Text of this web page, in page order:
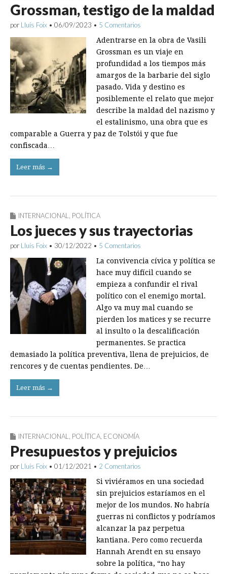
Grossman, testigo de la maldad
por Lluís Foix • 06/09/2023 • 5 Comentarios
Adentrarse en la obra de Vasili
Grossman es un viaje en
profundidad a los tiempos más
amargos de la barbarie del siglo
pasado. Vida y destino es
posiblemente el relato que mejor
describe la maldad del nazismo y
el estalinismo, una obra que es
comparable a Guerra y paz de Tolstói y que fue
confiscada…
Leer más →
INTERNACIONAL POLÍTICA
Los jueces y sus trayectorias
por Lluís Foix • 30/12/2022 • 5 Comentarios
La convivencia cívica y política se
hace muy difícil cuando se
empieza a confundir el rival
político con el enemigo mortal.
Algo va muy mal cuando se
pierden los matices y se recurre
al insulto o la descalificación
permanentes. Se practica
demasiado la política preventiva, llena de prejuicios, de
rencores y de cuentas pendientes. De…
Leer más →
INTERNACIONAL POLÍTICA ECONOMÍA
Presupuestos y prejuicios
por Lluís Foix • 01/12/2021 • 2 Comentarios
Si viviéramos en una sociedad
sin prejuicios estaríamos en el
mejor de los mundos. No habría
guerras ni conflictos y podríamos
alcanzar la paz perpetua
kantiana. Pero como recuerda
Hannah Arendt en su ensayo
sobre la política, “no hay